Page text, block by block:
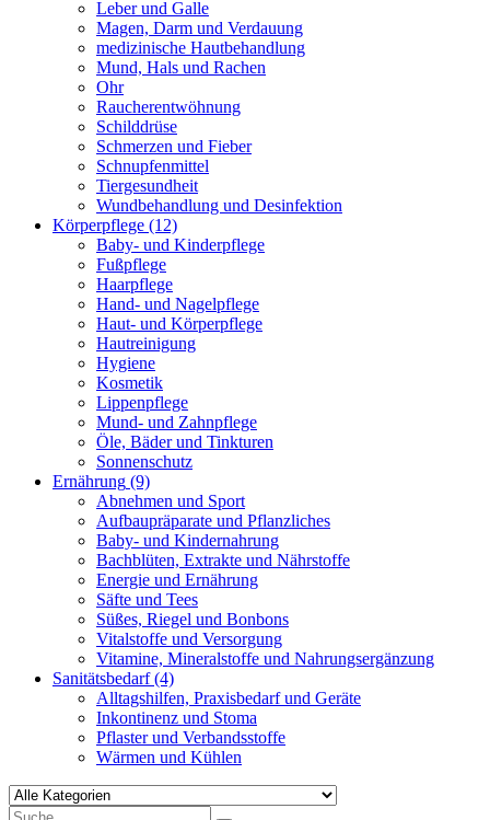
Leber und Galle
Magen, Darm und Verdauung
medizinische Hautbehandlung
Mund, Hals und Rachen
Ohr
Raucherentwöhnung
Schilddrüse
Schmerzen und Fieber
Schnupfenmittel
Tiergesundheit
Wundbehandlung und Desinfektion
Körperpflege (12)
Baby- und Kinderpflege
Fußpflege
Haarpflege
Hand- und Nagelpflege
Haut- und Körperpflege
Hautreinigung
Hygiene
Kosmetik
Lippenpflege
Mund- und Zahnpflege
Öle, Bäder und Tinkturen
Sonnenschutz
Ernährung (9)
Abnehmen und Sport
Aufbaupräparate und Pflanzliches
Baby- und Kindernahrung
Bachblüten, Extrakte und Nährstoffe
Energie und Ernährung
Säfte und Tees
Süßes, Riegel und Bonbons
Vitalstoffe und Versorgung
Vitamine, Mineralstoffe und Nahrungsergänzung
Sanitätsbedarf(4)
Alltagshilfen, Praxisbedarf und Geräte
Inkontinenz und Stoma
Pflaster und Verbandsstoffe
Wärmen und Kühlen